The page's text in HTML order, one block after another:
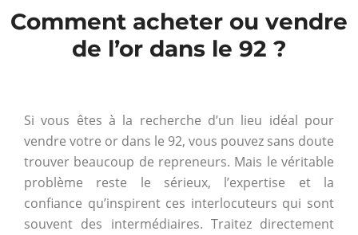
Comment acheter ou vendre
de l’or dans le 92 ?
Si vous êtes à la recherche d’un lieu idéal pour
vendre votre or dans le 92, vous pouvez sans doute
trouver beaucoup de repreneurs. Mais le véritable
problème reste le sérieux, l’expertise et la
confiance qu’inspirent ces interlocuteurs qui sont
souvent des intermédiaires. Traitez directement